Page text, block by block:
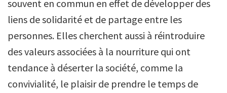
souvent en commun en effet de développer des
liens de solidarité et de partage entre les
personnes. Elles cherchent aussi à réintroduire
des valeurs associées à la nourriture qui ont
tendance à déserter la société, comme la
convivialité, le plaisir de prendre le temps de